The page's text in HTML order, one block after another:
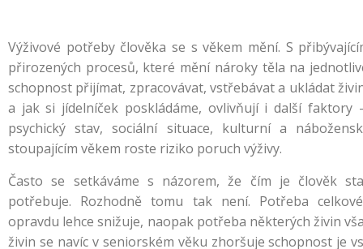
Výživové potřeby člověka se s věkem mění. S
přirozených procesů, které mění nároky těla na
schopnost přijímat, zpracovávat, vstřebávat a ukládat
a jak si jídelníček poskládáme, ovlivňují i další faktory
psychický stav, sociální situace, kulturní a
stoupajícím věkem roste riziko poruch výživy.
Často se setkáváme s názorem, že čím je člověk
potřebuje. Rozhodně tomu tak není. Potřeba
opravdu lehce snižuje, naopak potřeba některých živin
živin se navíc v seniorském věku zhoršuje schopnost je